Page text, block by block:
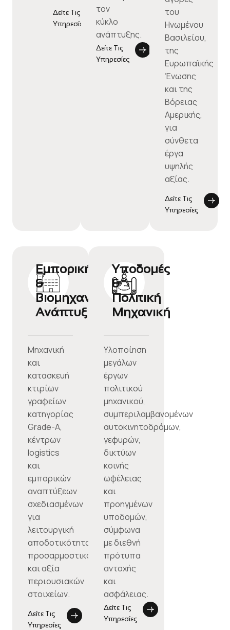
Δείτε Τις
Υπηρεσίες
τον
κύκλο
ανάπτυξης.
Δείτε Τις
Υπηρεσίες
του
Ηνωμένου
Βασιλείου,
της
Ευρωπαϊκής
Ένωσης
και της
Βόρειας
Αμερικής,
για
σύνθετα
έργα
υψηλής
αξίας.
Δείτε Τις
Υπηρεσίες
Εμπορική
&
Βιομηχανική
Ανάπτυξη
Μηχανική
και
κατασκευή
κτιρίων
γραφείων
κατηγορίας
Grade-A,
κέντρων
logistics
και
εμπορικών
αναπτύξεων
σχεδιασμένων
για
λειτουργική
αποδοτικότητα,
προσαρμοστικότητα
και αξία
περιουσιακών
στοιχείων.
Δείτε Τις
Υπηρεσίες
Υποδομές
&
Πολιτική
Μηχανική
Υλοποίηση
μεγάλων
έργων
πολιτικού
μηχανικού,
συμπεριλαμβανομένων
αυτοκινητοδρόμων,
γεφυρών,
δικτύων
κοινής
ωφέλειας
και
προηγμένων
υποδομών,
σύμφωνα
με διεθνή
πρότυπα
αντοχής
και
ασφάλειας.
Δείτε Τις
Υπηρεσίες